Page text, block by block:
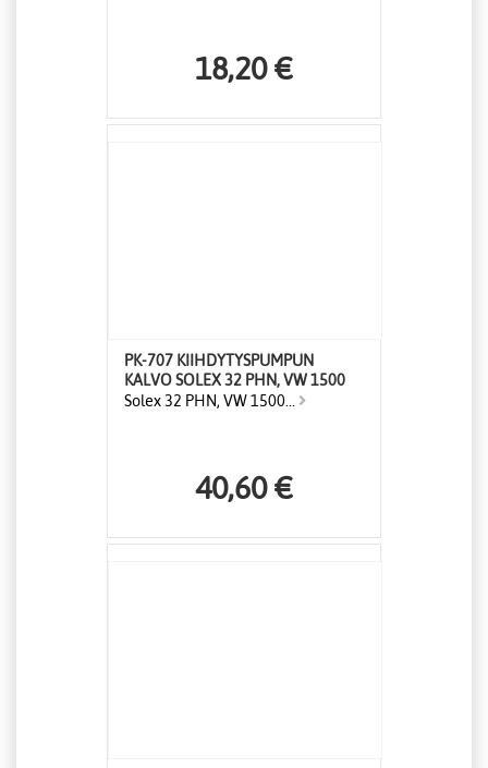
18,20 €
PK-707 KIIHDYTYSPUMPUN
KALVO SOLEX 32 PHN, VW 1500
Solex 32 PHN, VW 1500...
40,60 €